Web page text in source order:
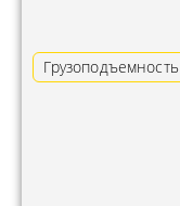
Грузоподъемность